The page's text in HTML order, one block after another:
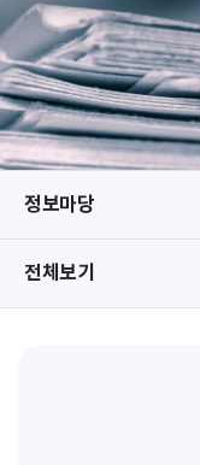
정보마당
전체보기